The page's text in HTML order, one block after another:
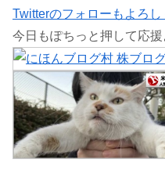
Twitterのフォローもよろし
今日もぽちっと押して応